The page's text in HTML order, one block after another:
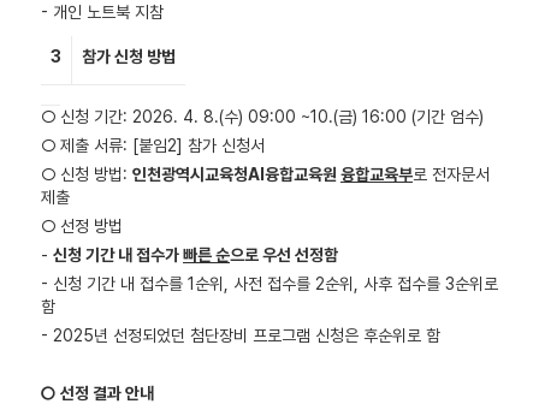
- 개인 노트북 지참
3 참가 신청 방법
○ 신청 기간: 2026. 4. 8.(수) 09:00 ~10.(금) 16:00 (기간 엄수)
○ 제출 서류: [붙임2] 참가 신청서
○ 신청 방법: 인천광역시교육청AI 융합교육원 융합교육부로 전자문서
제출
○ 선정 방법
- 신청 기간 내 접수가빠른 순으로우선 선정함
- 신청 기간 내 접수를 1순위, 사전 접수를 2순위, 사후 접수를 3순위로
함
- 2025년 선정되었던 첨단장비 프로그램 신청은 후순위로 함
○ 선정 결과 안내